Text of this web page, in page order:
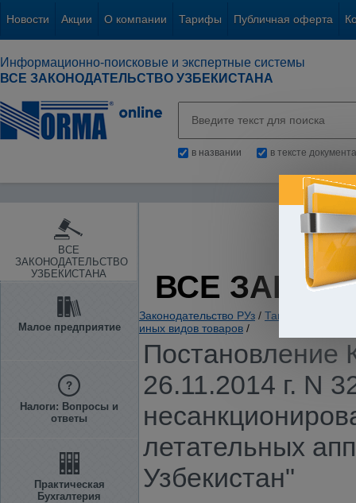
Новости Акции О компании Тарифы Публичная оферта
Информационно-поисковые и экспертные системы
ВСЕ ЗАКОНОДАТЕЛЬСТВО УЗБЕКИСТАНА
в названии в тексте документа
ВСЕ
ЗАКОНОДАТЕЛЬСТВО
УЗБЕКИСТАНА
Малое предприятие
Налоги: Вопросы и
ответы
Практическая
Бухгалтерия
ВСЕ
Законодательство РУз / Таможенное
иных видов товаров /
Постановление
26.11.2014 г. N
летательных
Узбекистан"